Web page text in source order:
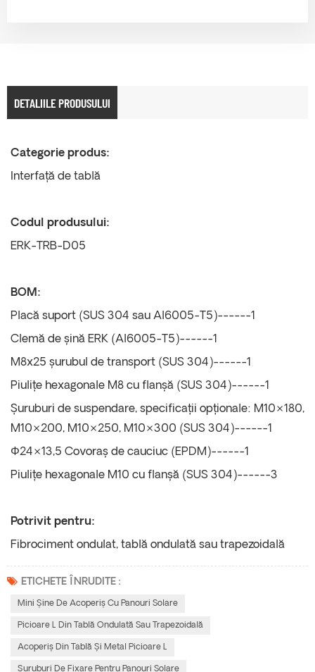
DETALIILE PRODUSULUI
Categorie produs:
Interfață de tablă
Codul produsului:
ERK-TRB-D05
BOM:
Placă suport (SUS 304 sau Al6005-T5)------1
Clemă de șină ERK (Al6005-T5)------1
M8x25 șurubul de transport (SUS 304)------1
Piulițe hexagonale M8 cu flanșă (SUS 304)------1
Șuruburi de suspendare, specificații opționale: M10×180,
M10×200, M10×250, M10×300 (SUS 304)------1
Φ24×13,5 Covoraș de cauciuc (EPDM)------1
Piulițe hexagonale M10 cu flanșă (SUS 304)------3
Potrivit pentru:
Fibrociment ondulat, tablă ondulată sau trapezoidală
ETICHETE ÎNRUDITE :
Mini Șine De Acoperiș Cu Panouri Solare
Picioare L Din Tablă Ondulată Sau Trapezoidală
Acoperiș Din Tablă Și Metal Picioare L
Șuruburi De Fixare Pentru Panouri Solare